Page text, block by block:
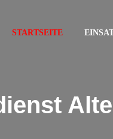
STARTSEITE